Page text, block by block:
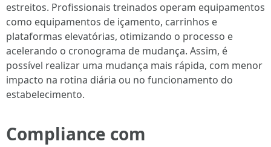
estreitos. Profissionais treinados operam equipamentos
como equipamentos de içamento, carrinhos e
plataformas elevatórias, otimizando o processo e
acelerando o cronograma de mudança. Assim, é
possível realizar uma mudança mais rápida, com menor
impacto na rotina diária ou no funcionamento do
estabelecimento.
Compliance com